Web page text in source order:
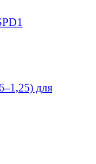
для